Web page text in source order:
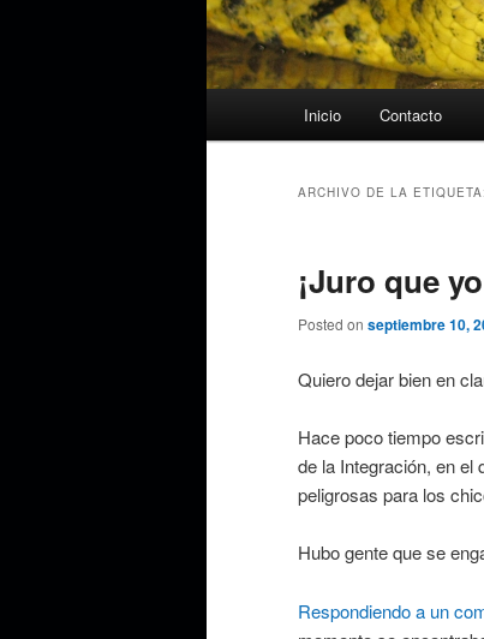
Inicio Contacto
ARCHIVO DE LA ETIQUETA:
¡Juro que
Posted on septiembre 10,
Quiero dejar bien en
Hace poco tiempo
de la Integración, en el
peligrosas para los
Hubo gente que se
Respondiendo a un